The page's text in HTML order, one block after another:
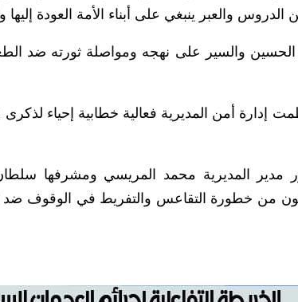
والعبر ينبغي على أبناء الأمة العودة إليها
الحسين والسير على نهجه ومواصلة ثورته ضد
إدارة أمن المديرية فعالية خطابية إحياء
مدير المديرية محمد المريسي ومشرفها
من خطورة التقاعس والتفريط في الوقوف ضد